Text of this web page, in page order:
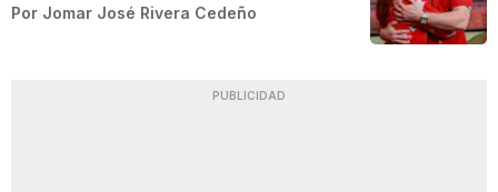
Por Jomar José Rivera Cedeño
PUBLICIDAD